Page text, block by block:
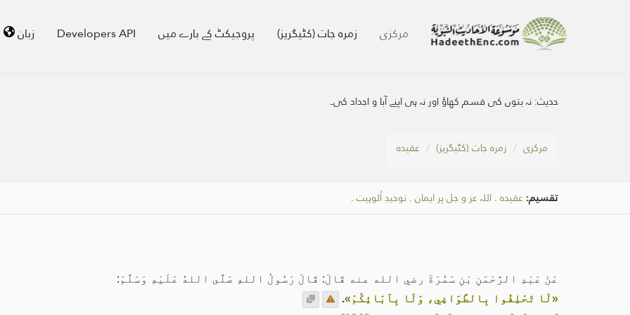
مرکزی زمرہ جات (کٹیگریز) پروجیکٹ کے بارے میں Developers API زبان
حدیث:نہ بتوں کی قسم کھاؤ اور نہ ہی اپنے آبا و اجداد کی۔
مرکزی زمرہ جات (کٹیگریز) عقیدہ
تقسیم: عقیدہ . اللہ عز و جل پر ایمان . توحیدِ اُلوہیت .
عَنْ عَبْدِ الرَّحْمَنِ بْنِ سَمُرَةَ رضي الله عنه قَالَ: قَالَ رَسُولُ اللهِ صَلَّى اللهُ عَلَيْهِ وَسَلَّمَ:
«لَا تَحْلِفُوا بِالطَّوَاغِي، وَلَا بِآبَائِكُمْ».